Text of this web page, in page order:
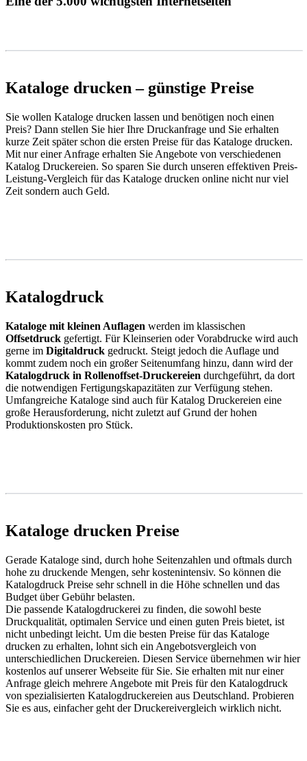
Kataloge drucken – günstige Preise
Sie wollen Kataloge drucken lassen und benötigen noch einen
Preis? Dann stellen Sie hier Ihre Druckanfrage und Sie erhalten
kurze Zeit später schon die ersten Preise für das Kataloge drucken.
Mit nur einer Anfrage erhalten Sie Angebote von verschiedenen
Katalog Druckereien. So sparen Sie durch unseren effektiven Preis-
Leistung-Vergleich für das Kataloge drucken online nicht nur viel
Zeit sondern auch Geld.
Katalogdruck
Kataloge mit kleinen Auflagen werden im klassischen
Offsetdruck gefertigt. Für Kleinserien oder Vorabdrucke wird auch
gerne im Digitaldruck gedruckt. Steigt jedoch die Auflage und
kommt zudem noch ein großer Seitenumfang hinzu, dann wird der
Katalogdruck in Rollenoffset-Druckereien durchgeführt, da dort
die notwendigen Fertigungskapazitäten zur Verfügung stehen.
Umfangreiche Kataloge sind auch für Katalog Druckereien eine
große Herausforderung, nicht zuletzt auf Grund der hohen
Produktionskosten pro Stück.
Kataloge drucken Preise
Gerade Kataloge sind, durch hohe Seitenzahlen und oftmals durch
hohe zu druckende Mengen, sehr kostenintensiv. So können die
Katalogdruck Preise sehr schnell in die Höhe schnellen und das
Budget über Gebühr belasten.
Die passende Katalogdruckerei zu finden, die sowohl beste
Druckqualität, optimalen Service und einen guten Preis bietet, ist
nicht unbedingt leicht. Um die besten Preise für das Kataloge
drucken zu erhalten, lohnt sich ein Angebotsvergleich von
unterschiedlichen Druckereien. Diesen Service übernehmen wir hier
kostenlos auf unserer Webseite für Sie. Sie erhalten mit nur einer
Anfrage gleich mehrere Angebote mit Preis für den Katalogdruck
von spezialisierten Katalogdruckereien aus Deutschland. Probieren
Sie es aus, einfacher geht der Druckereivergleich wirklich nicht.